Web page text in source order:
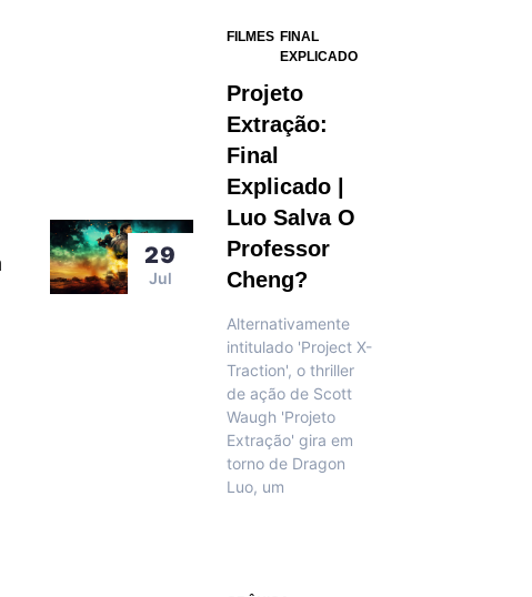
29
Jul
FILMES FINAL
EXPLICADO
Projeto
Extração:
Final
Explicado |
Luo Salva O
Professor
Cheng?
Alternativamente
intitulado 'Project X-
Traction', o thriller
de ação de Scott
Waugh 'Projeto
Extração' gira em
torno de Dragon
Luo, um